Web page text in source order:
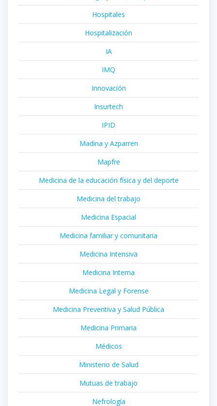
Hospitales
Hospitalización
IA
IMQ
Innovación
Insurtech
IPID
Madina y Azparren
Mapfre
Medicina de la educación física y del deporte
Medicina del trabajo
Medicina Espacial
Medicina familiar y comunitaria
Medicina Intensiva
Medicina Interna
Medicina Legal y Forense
Medicina Preventiva y Salud Pública
Medicina Primaria
Médicos
Ministerio de Salud
Mutuas de trabajo
Nefrología